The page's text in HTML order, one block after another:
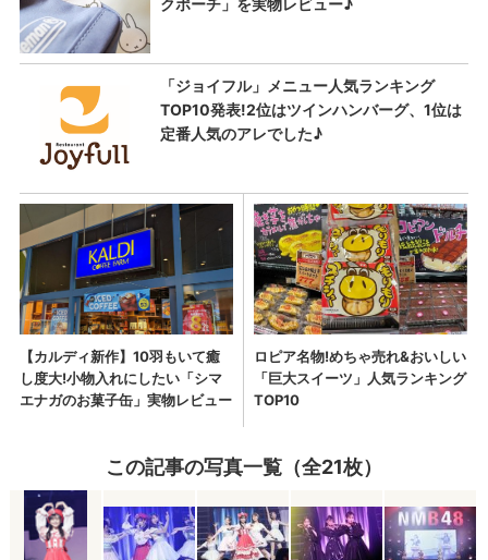
この記事の写真一覧（全21枚）